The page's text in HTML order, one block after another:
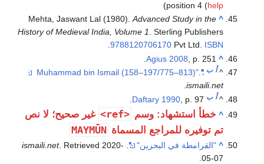
position 4 (help
)
^
Mehta, Jaswant Lal (1980).Advanced Study in the
History of Medieval India, Volume 1 . Sterling Publishers
Pvt Ltd.ISBN
9788120706170
.
^
Agius 2008
, p. 251.
^أ ب "Muhammad bin Ismail (158–197/775–813)"
.
ismaili.net
.
^أ ب Daftary 1990 , p. 97.
^ خطأ استشهاد: وسم <ref>
غير صحيح؛ لا نص
تم توفيره للمراجع المسماة MAYMŪN
^ "القرامطة في البحرين" .
ismaili.net . Retrieved2020-
05-07
.